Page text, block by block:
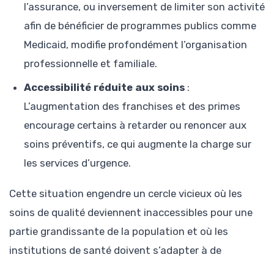
l’assurance, ou inversement de limiter son activité
afin de bénéficier de programmes publics comme
Medicaid, modifie profondément l’organisation
professionnelle et familiale.
Accessibilité réduite aux soins :
L’augmentation des franchises et des primes
encourage certains à retarder ou renoncer aux
soins préventifs, ce qui augmente la charge sur
les services d’urgence.
Cette situation engendre un cercle vicieux où les
soins de qualité deviennent inaccessibles pour une
partie grandissante de la population et où les
institutions de santé doivent s’adapter à de